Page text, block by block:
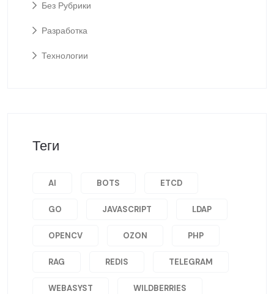
Без Рубрики
Разработка
Технологии
Теги
AI BOTS ETCD
GO JAVASCRIPT LDAP
OPENCV OZON PHP
RAG REDIS TELEGRAM
WEBASYST WILDBERRIES